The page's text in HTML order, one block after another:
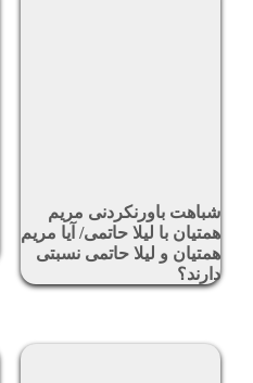
شباهت باورنکردنی مریم
همتیان با لیلا حاتمی/ آیا مریم
همتیان و لیلا حاتمی نسبتی
دارند؟